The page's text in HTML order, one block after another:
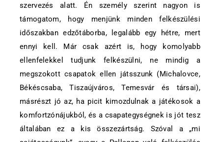
szervezés alatt. Én személy szerint nagyon is
támogatom, hogy menjünk minden felkészülési
időszakban edzőtáborba, legalább egy hétre, mert
ennyi kell. Már csak azért is, hogy komolyabb
ellenfelekkel tudjunk felkészülni, ne mindig a
megszokott csapatok ellen játsszunk (Michalovce,
Békéscsaba, Tiszaújváros, Temesvár és társai),
másrészt jó az, ha picit kimozdulnak a játékosok a
komfortzónájukból, és a csapategységnek is jót tesz
általában ez a kis összezártság. Szóval a „mi